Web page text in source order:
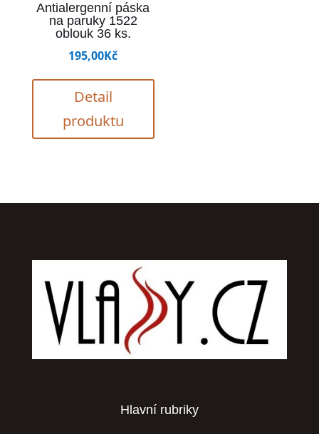
Antialergenní páska
na paruky 1522
oblouk 36 ks.
195,00Kč
Detail
produktu
Hlavní rubriky